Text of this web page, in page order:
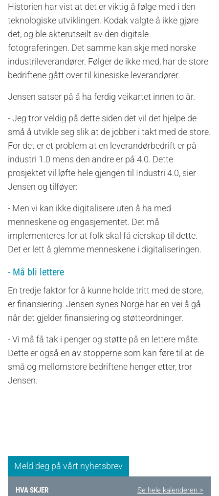
Historien har vist at det er viktig å følge med i den
teknologiske utviklingen. Kodak valgte å ikke gjøre
det, og ble akterutseilt av den digitale
fotograferingen. Det samme kan skje med norske
industrileverandører. Følger de ikke med, har de store
bedriftene gått over til kinesiske leverandører.
Jensen satser på å ha ferdig veikartet innen to år.
- Jeg tror veldig på dette siden det vil det hjelpe de
små å utvikle seg slik at de jobber i takt med de store.
For det er et problem at en leverandørbedrift er på
industri 1.0 mens den andre er på 4.0. Dette
prosjektet vil løfte hele gjengen til Industri 4.0, sier
Jensen og tilføyer:
- Men vi kan ikke digitalisere uten å ha med
menneskene og engasjementet. Det må
implementeres for at folk skal få eierskap til dette.
Det er lett å glemme menneskene i digitaliseringen.
- Må bli lettere
En tredje faktor for å kunne holde tritt med de store,
er finansiering. Jensen synes Norge har en vei å gå
når det gjelder finansiering og støtteordninger.
- Vi må få tak i penger og støtte på en lettere måte.
Dette er også en av stopperne som kan føre til at de
små og mellomstore bedriftene henger etter, tror
Jensen.
Meld deg på vårt nyhetsbrev
HVA SKJER Se hele kalenderen >